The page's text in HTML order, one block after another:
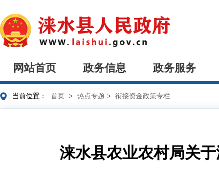
网站首页 政务信息 政务服务
当前位置： 首页 > 热点专题 > 衔接资金政策专栏
涞水县农业农村局关